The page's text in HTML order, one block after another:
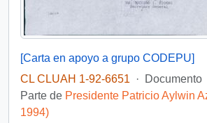
[Carta en apoyo a grupo CODEPU]
CL CLUAH 1-92-6651
· Documento
Parte de Presidente Patricio Aylwin
1994)